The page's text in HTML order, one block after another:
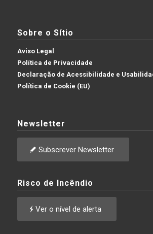
Sobre o Sítio
Aviso Legal
Política de Privacidade
Declaração de Acessibilidade e
Política de Cookie (EU)
Newsletter
Subscrever Newsletter
Risco de Incêndio
Ver o nível de alerta